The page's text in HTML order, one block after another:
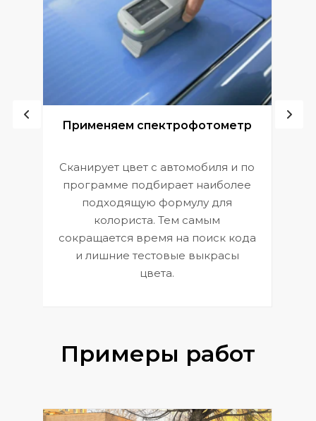
Применяем спектрофотометр
Сканирует цвет с автомобиля и по
программе подбирает наиболее
подходящую формулу для
колориста. Тем самым
сокращается время на поиск кода
и лишние тестовые выкрасы
цвета.
Примеры работ